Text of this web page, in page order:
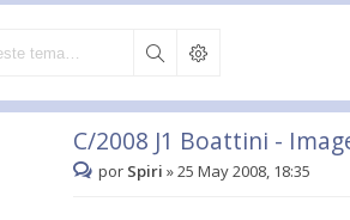
C/2008 J1 Boattini -
por Spiri »25 May 2008, 18:35